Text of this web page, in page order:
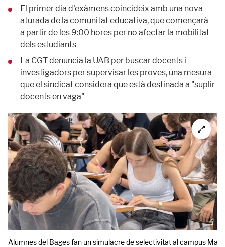
El primer dia d'exàmens coincideix amb una nova
aturada de la comunitat educativa, que començarà
a partir de les 9:00 hores per no afectar la mobilitat
dels estudiants
La CGT denuncia la UAB per buscar docents i
investigadors per supervisar les proves, una mesura
que el sindicat considera que està destinada a "suplir
docents en vaga"
Alumnes del Bages fan un simulacre de selectivitat al campus